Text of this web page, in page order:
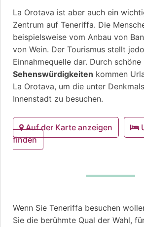
La Orotava ist aber auch ein
Zentrum auf Teneriffa. Die
beispielsweise vom Anbau von
von Wein. Der Tourismus stellt
Einnahmequelle dar. Durch schöne
Sehenswürdigkeiten kommen
La Orotava, um die unter
Innenstadt zu besuchen.
Auf der Karte anzeigen
finden
Wenn Sie Teneriffa besuchen
Sie die berühmte Qual der Wahl,